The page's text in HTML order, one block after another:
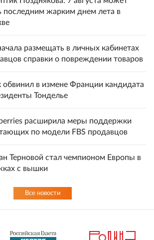
последним жарким днем лета в
размещать в личных кабинетах
справки о повреждении товаров
обвинил в измене Франции кандидата
Тонделье
расширила меры поддержки
по модели FBS продавцов
Терновой стал чемпионом Европы в
с вышки
Все новости